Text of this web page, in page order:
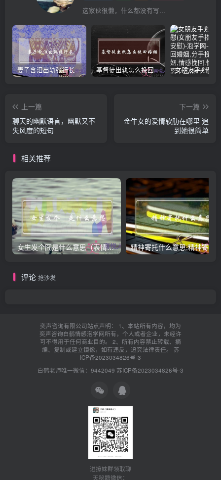
这家伙很懒，什么都没有写...
妻子含泪出轨张行长 她说全都是因为家中 基督徒出轨怎么挽回婚姻(基督徒面对出轨婚姻)
上一篇
聊天的幽默语言，幽默又不
失风度的短句
下一篇
金牛女的爱情软肋在哪里 追
到她很简单
相关推荐
女生发个囧是什么意思（表情囧的含义）
评论 抢沙发
奕声咨询有限公司站点声明： 1、本站所有内容，均为
奕声咨询白鹤情感泡学网所有，个人或者企业，未经许
可不得用于任何商业目的。 2、所有内容禁止转载、摘
编、复制或建立镜像，如有违反，追究法律责任。 苏
ICP备2023034826号-3
白鹤老师唯一微信：9442049 苏ICP备2023034826号-3
进撩妹群领取聊
天秘籍微信：